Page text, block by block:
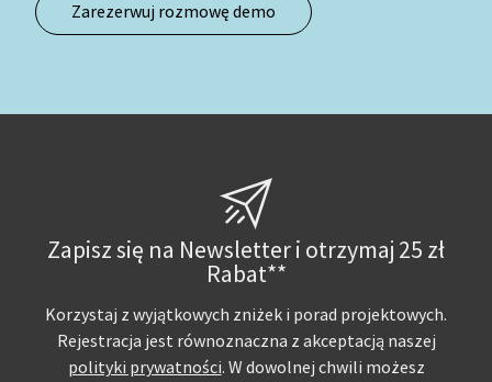
Zarezerwuj rozmowę demo
Zapisz się na Newsletter i otrzymaj 25 zł
Rabat**
Korzystaj z wyjątkowych zniżek i porad projektowych.
Rejestracja jest równoznaczna z akceptacją naszej
polityki prywatności. W dowolnej chwili możesz